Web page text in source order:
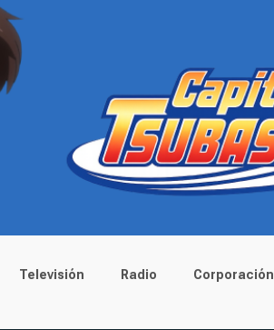
Televisión Radio Corporación